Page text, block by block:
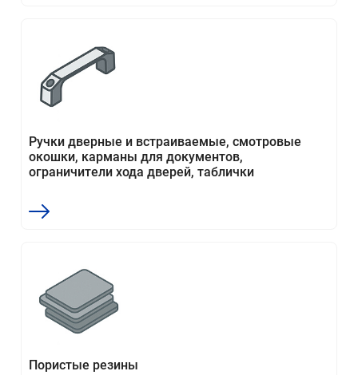
Ручки дверные и встраиваемые, смотровые
окошки, карманы для документов,
ограничители хода дверей, таблички
Пористые резины